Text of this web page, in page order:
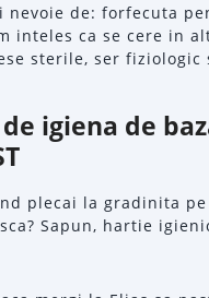
nevoie de: forfecuta
inteles ca se cere in
sterile, ser fiziologic
igiena de
plecai la gradinita pe
Sapun, hartie